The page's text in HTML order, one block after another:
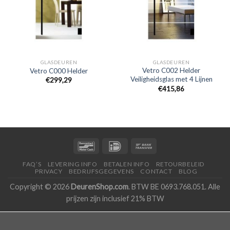
GLASDEUREN
Vetro C000 Helder
€299,29
GLASDEUREN
Vetro C002 Helder
Veiligheidsglas met 4 Lijnen
€415,86
FAQ’S LEVERING INFO BETALEN INFO
RETOURBELEID
PRIVACY
BEDRIJFSGEGEVENS CONTACT BLOG
Copyright © 2026 DeurenShop.com. BTW BE 0693.768.051. Alle
prijzen zijn inclusief 21% BTW